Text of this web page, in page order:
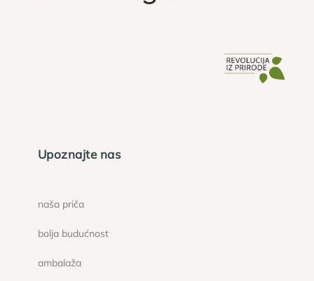
Upoznajte nas
naša priča
bolja budućnost
ambalaža